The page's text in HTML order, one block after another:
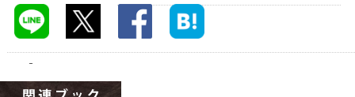
エリア
広報誌ナビ
明治日本の産業革命遺産
関連遺産